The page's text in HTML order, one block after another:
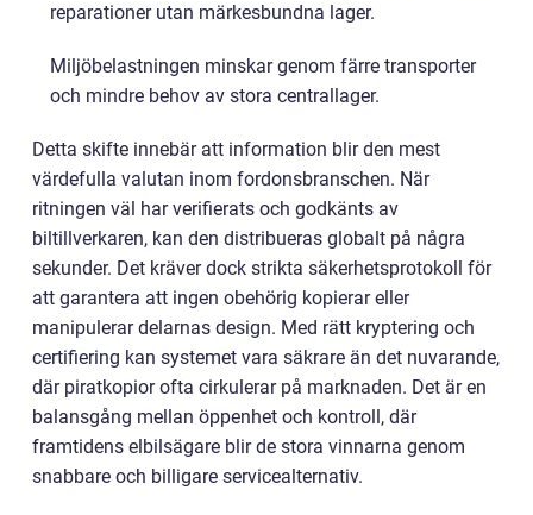
reparationer utan märkesbundna lager.
Miljöbelastningen minskar genom färre transporter
och mindre behov av stora centrallager.
Detta skifte innebär att information blir den mest
värdefulla valutan inom fordonsbranschen. När
ritningen väl har verifierats och godkänts av
biltillverkaren, kan den distribueras globalt på några
sekunder. Det kräver dock strikta säkerhetsprotokoll för
att garantera att ingen obehörig kopierar eller
manipulerar delarnas design. Med rätt kryptering och
certifiering kan systemet vara säkrare än det nuvarande,
där piratkopior ofta cirkulerar på marknaden. Det är en
balansgång mellan öppenhet och kontroll, där
framtidens elbilsägare blir de stora vinnarna genom
snabbare och billigare servicealternativ.